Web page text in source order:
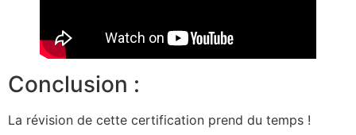
Conclusion :
La révision de cette certification prend du temps !